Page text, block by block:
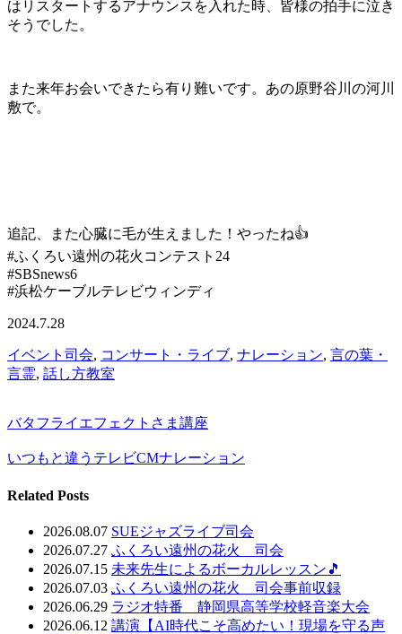
はリスタートするアナウンスを入れた時、皆様の拍手に泣き
そうでした。
また来年お会いできたら有り難いです。あの原野谷川の河川
敷で。
追記、また心臓に毛が生えました！やったね👍
#ふくろい遠州の花火コンテスト24
#SBSnews6
#浜松ケーブルテレビウィンディ
2024.7.28
イベント司会, コンサート・ライブ, ナレーション, 言の葉・
言霊, 話し方教室
バタフライエフェクトさま講座
いつもと違うテレビCMナレーション
Related Posts
2026.08.07 SUEジャズライブ司会
2026.07.27 ふくろい遠州の花火 司会
2026.07.15 未来先生によるボーカルレッスン🎵
2026.07.03 ふくろい遠州の花火 司会事前収録
2026.06.29 ラジオ特番 静岡県高等学校軽音楽大会
2026.06.12 講演【AI時代こそ高めたい！現場を守る声